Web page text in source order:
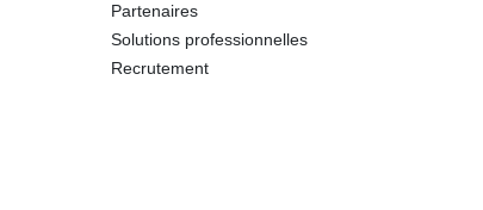
Partenaires
Solutions professionnelles
Recrutement